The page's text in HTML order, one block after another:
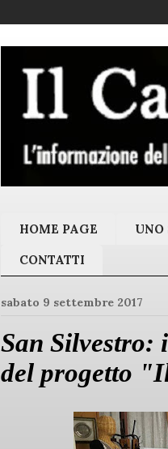
HOME PAGE
CONTATTI
sabato 9 settembre 2017
San Silvestro:
del progetto